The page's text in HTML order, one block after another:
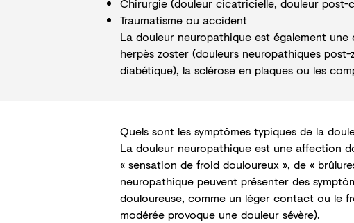
Traumatisme ou accident
La douleur neuropathique est également
herpès zoster (douleurs neuropathiques
diabétique), la sclérose en plaques ou les
Quels sont les symptômes typiques de la
La douleur neuropathique est une affection
« sensation de froid douloureux », de «
neuropathique peuvent présenter des
douloureuse, comme un léger contact ou le
modérée provoque une douleur sévère).